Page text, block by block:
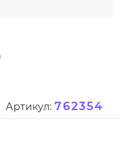
Артикул: 762354